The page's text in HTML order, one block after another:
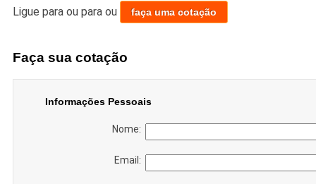
Ligue para ou para ou faça uma cotação
Faça sua cotação
Informações Pessoais
Nome:
Email: